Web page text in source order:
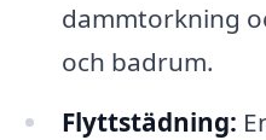
dammtorkning
och badrum.
Flyttstädning: